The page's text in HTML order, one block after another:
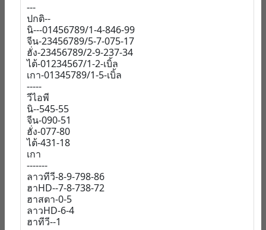
---
ปกติ--
นิ---01456789/1-4-846-99
จีน-23456789/5-7-075-17
ฮั่ง-23456789/2-9-237-34
ไต้-01234567/1-2-เบิ้ล
เกา-01345789/1-5-เบิ้ล
-----
วีไอพี
นิ--545-55
จีน-090-51
ฮั่ง-077-80
ไต้-431-18
เกา
-------
ลาวทีวี-8-9-798-86
ฮาHD--7-8-738-72
ฮาสตา-0-5
ลาวHD-6-4
ฮาทีวี--1